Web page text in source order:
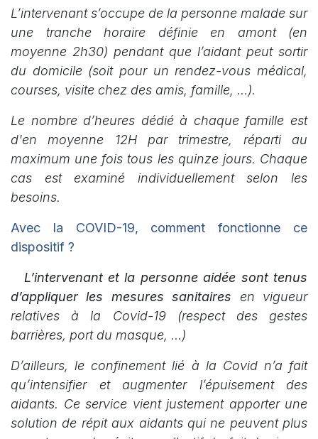
L’intervenant s’occupe de la personne malade sur
une tranche horaire définie en amont (en
moyenne 2h30) pendant que l’aidant peut sortir
du domicile (soit pour un rendez-vous médical,
courses, visite chez des amis, famille, …).
Le nombre d’heures dédié à chaque famille est
d'en moyenne 12H par trimestre, réparti au
maximum une fois tous les quinze jours. Chaque
cas est examiné individuellement selon les
besoins.
Avec la COVID-19, comment fonctionne ce
dispositif ?
L’intervenant et la personne aidée sont tenus
d’appliquer les mesures sanitaires en vigueur
relatives à la Covid-19 (respect des gestes
barrières, port du masque, …)
D’ailleurs, le confinement lié à la Covid n’a fait
qu’intensifier et augmenter l’épuisement des
aidants. Ce service vient justement apporter une
solution de répit aux aidants qui ne peuvent plus